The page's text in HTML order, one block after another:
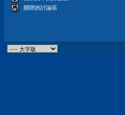
關閉的討論區